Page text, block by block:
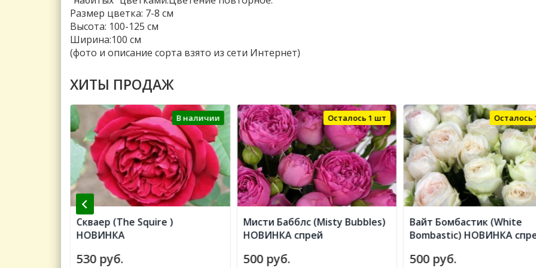
Размер цветка: 7-8 см
Высота: 100-125 см
Ширина:100 см
(фото и описание сорта взято из сети Интернет)
ХИТЫ ПРОДАЖ
В наличии
Скваер (The Squire )
НОВИНКА
530 руб.
Осталось 1 шт
Мисти Бабблс (Misty Bubbles)
НОВИНКА спрей
500 руб.
Осталось
Вайт Бомбастик (White
Bombastic) НОВИНКА
500 руб.